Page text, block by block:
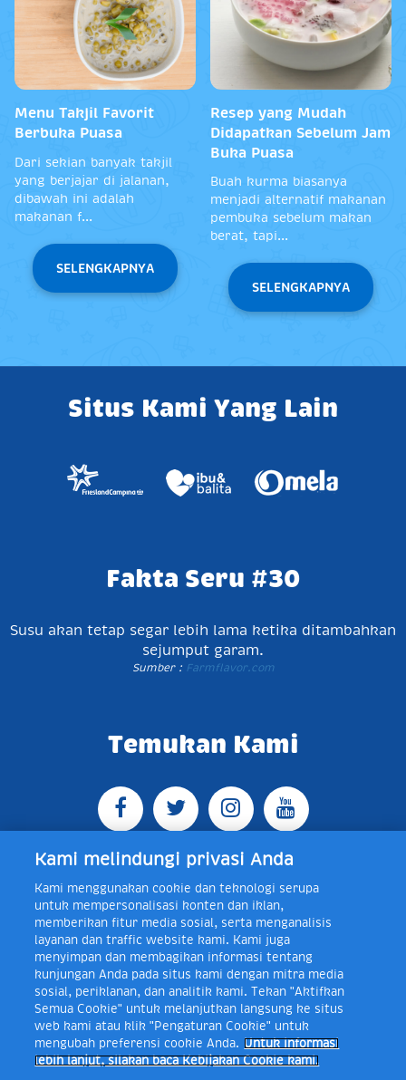
Menu Takjil Favorit
Berbuka Puasa
Dari sekian banyak takjil
yang berjajar di jalanan,
dibawah ini adalah
makanan f...
SELENGKAPNYA
Resep yang Mudah
Didapatkan Sebelum Jam
Buka Puasa
Buah kurma biasanya
menjadi alternatif makanan
pembuka sebelum makan
berat, tapi...
SELENGKAPNYA
Situs Kami Yang Lain
Fakta Seru #30
Susu akan tetap segar lebih lama ketika ditambahkan
sejumput garam.
Sumber :Farmflavor.com
Temukan Kami
Jl. Raya Bogor KM 5, Pasar Rebo, Jakarta Timur,
Indonesia 13760
Telp +62 21 8410945 | PO BOX
4074 Jakarta 13760 Indonesia
Toll Free Layanan Peduli Frisian Flag 0-80018-21-406;
Senin - Jumat, 08:00 - 16:30 WIB, E-mail:
layanan.peduli@frieslandcampina.com
Frisian Flag Indonesia is a subsidiary of Royal FrieslandCampina N.V.
Copyright © 2017. All rights reserved.
Kami melindungi privasi Anda
Kami menggunakan cookie dan teknologi serupa
untuk mempersonalisasi konten dan iklan,
memberikan fitur media sosial, serta menganalisis
layanan dan traffic website kami. Kami juga
menyimpan dan membagikan informasi tentang
kunjungan Anda pada situs kami dengan mitra media
sosial, periklanan, dan analitik kami. Tekan "Aktifkan
Semua Cookie" untuk melanjutkan langsung ke situs
web kami atau klik "Pengaturan Cookie" untuk
mengubah preferensi cookie Anda.
Untuk informasi
lebih lanjut, silakan baca Kebijakan Cookie kami.